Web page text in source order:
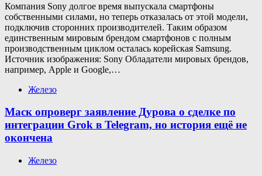
Компания Sony долгое время выпускала смартфоны
собственными силами, но теперь отказалась от этой модели,
подключив сторонних производителей. Таким образом
единственным мировым брендом смартфонов с полным
производственным циклом осталась корейская Samsung.
Источник изображения: Sony Обладатели мировых брендов,
например, Apple и Google,…
Железо
Маск опроверг заявление Дурова о сделке по
интеграции Grok в Telegram, но история ещё не
окончена
Железо